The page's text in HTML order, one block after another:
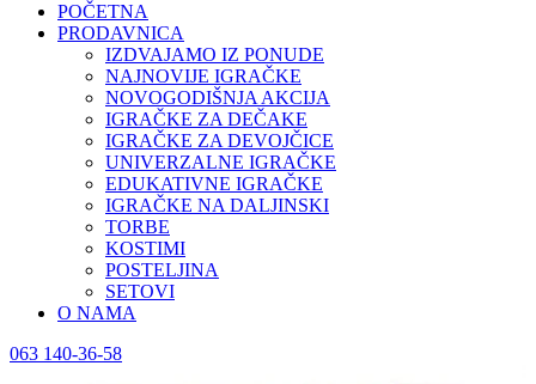
POČETNA
PRODAVNICA
IZDVAJAMO IZ PONUDE
NAJNOVIJE IGRAČKE
NOVOGODIŠNJA AKCIJA
IGRAČKE ZA DEČAKE
IGRAČKE ZA DEVOJČICE
UNIVERZALNE IGRAČKE
EDUKATIVNE IGRAČKE
IGRAČKE NA DALJINSKI
TORBE
KOSTIMI
POSTELJINA
SETOVI
O NAMA
063 140-36-58